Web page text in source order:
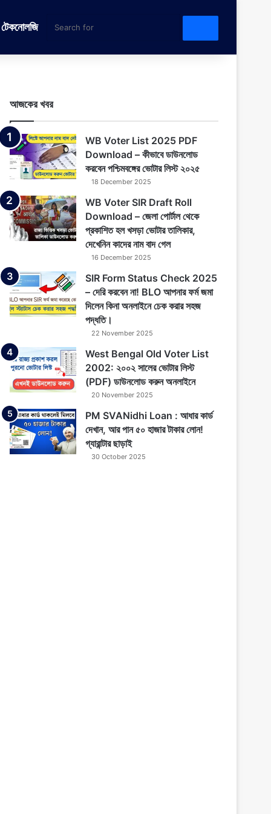
টেকনোলজি
Search
for
আজকের খবর
WB Voter List 2025 PDF
Download – কীভাবে ডাউনলোড
করবেন পশ্চিমবঙ্গের ভোটার লিস্ট ২০২৫
18 December 2025
WB Voter SIR Draft Roll
Download – জেলা পোর্টাল থেকে
প্রকাশিত হল খসড়া ভোটার তালিকার,
দেখেনিন কাদের নাম বাদ গেল
16 December 2025
SIR Form Status Check 2025
– দেরি করবেন না! BLO আপনার ফর্ম জমা
দিলেন কিনা অনলাইনে চেক করার সহজ
পদ্ধতি।
22 November 2025
West Bengal Old Voter List
2002: ২০০২ সালের ভোটার লিস্ট
(PDF) ডাউনলোড করুন অনলাইনে
20 November 2025
PM SVANidhi Loan : আধার কার্ড
দেখান, আর পান ৫০ হাজার টাকার লোন!
গ্যারান্টার ছাড়াই
30 October 2025